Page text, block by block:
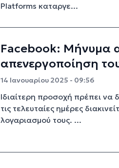
Platforms καταργε...
Facebook: Μήνυμα
απενεργοποίηση
14 Ιανουαρίου 2025 - 09:56
Ιδιαίτερη προσοχή πρέπει να
τις τελευταίες ημέρες
λογαριασμού τους. ...